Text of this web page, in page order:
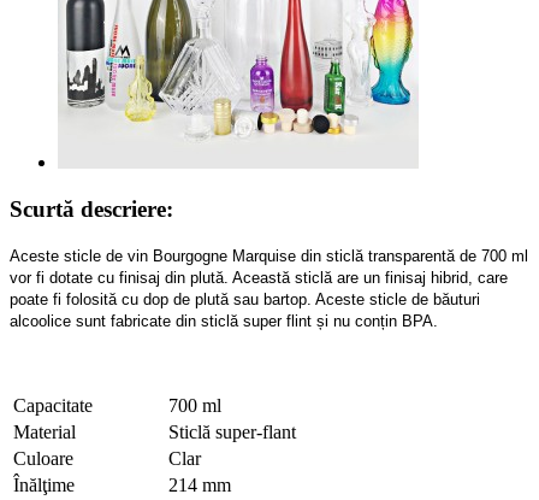
Scurtă descriere:
Aceste sticle de vin Bourgogne Marquise din sticlă transparentă de 700 ml
vor fi dotate cu finisaj din plută. Această sticlă are un finisaj hibrid, care
poate fi folosită cu dop de plută sau bartop. Aceste sticle de băuturi
alcoolice sunt fabricate din sticlă super flint și nu conțin BPA.
Capacitate
700 ml
Material
Sticlă super-flant
Culoare
Clar
Înălţime
214 mm